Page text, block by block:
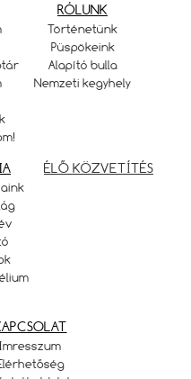
RÓLUNK
Történetünk
Püspökeink
Alapító bulla
Nemzeti kegyhely
ÉLŐ KÖZVETÍTÉS
Imresszum